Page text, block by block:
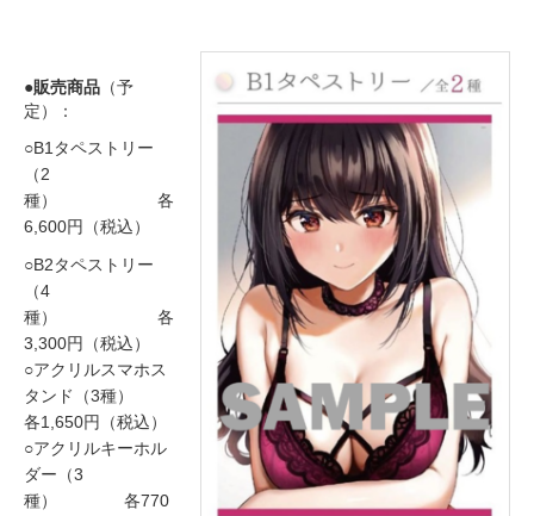
●販売商品 （予
定）：
○B1タペストリー
（2
種） 各
6,600円（税込）
○B2タペストリー
（4
種） 各
3,300円（税込）
○アクリルスマホス
タンド（3種）
各1,650円（税込）
○アクリルキーホル
ダー（3
種） 各770